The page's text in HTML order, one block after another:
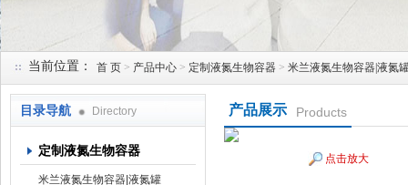
上海京工实业有限公司
当前位置： 首 页 > 产品中心 > 定制液氮生物容器 > 米兰液氮生物容器|液氮
目录导航 Directory
定制液氮生物容器
米兰液氮生物容器|液氮罐
产品展示 Products
点击放大